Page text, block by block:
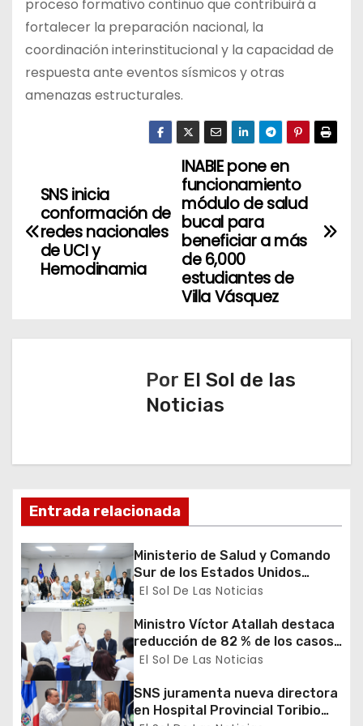
proceso formativo continuo que contribuirá a
fortalecer la preparación nacional, la
coordinación interinstitucional y la capacidad de
respuesta ante eventos sísmicos y otras
amenazas estructurales.
v
a
d
e
e
n
t
r
a
INABIE pone en
funcionamiento
módulo de salud
bucal para
beneficiar a más
de 6,000
estudiantes de
Villa Vásquez
SNS inicia
conformación de
redes nacionales
de UCI y
Hemodinamia
Por El Sol de las
Noticias
Entrada relacionada
Ministerio de Salud y Comando
Sur de los Estados Unidos
realizan misión médica Amistad
2026 en La Vega
El Sol De Las Noticias
Ministro Víctor Atallah destaca
reducción de 82 % de los casos
de malaria en Azua durante
recorrido por DPS
El Sol De Las Noticias
SNS juramenta nueva directora
en Hospital Provincial Toribio